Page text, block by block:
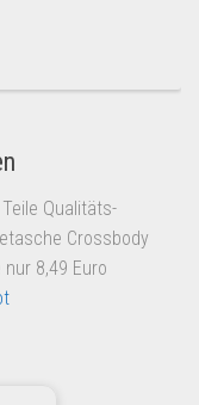
Qualitäts-
Crossbody
8,49 Euro